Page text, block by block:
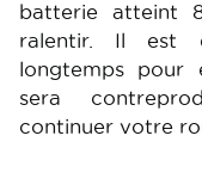
batterie atteint
ralentir. Il est
longtemps pour
sera
continuer votre